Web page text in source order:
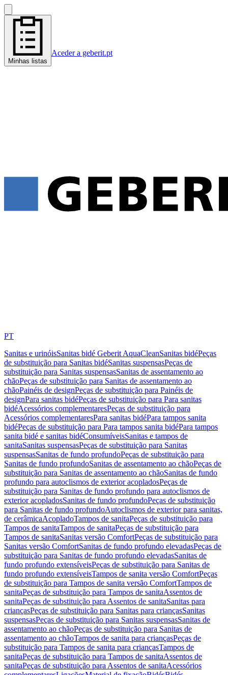
Minhas listas
Aceder a geberit.pt
PT
Sanitas e urinóisSanitas bidé Geberit AquaCleanSanitas bidéPeças
de substituição para Sanitas bidéSanitas suspensasPeças de
substituição para Sanitas suspensasSanitas de assentamento ao
chãoPeças de substituição para Sanitas de assentamento ao
chãoPainéis de designPeças de substituição para Painéis de
designPara sanitas bidéPeças de substituição para Para sanitas
bidéAcessórios complementaresPeças de substituição para
Acessórios complementaresPara sanitas bidéPara tampos sanita
bidéPeças de substituição para Para tampos sanita bidéPara tampos
sanita bidé e sanitas bidéConsumíveisSanitas e tampos de
sanitaSanitas suspensasPeças de substituição para Sanitas
suspensasSanitas de fundo profundoPeças de substituição para
Sanitas de fundo profundoSanitas de assentamento ao chãoPeças de
substituição para Sanitas de assentamento ao chãoSanitas de fundo
profundo para autoclismos de exterior acopladosPeças de
substituição para Sanitas de fundo profundo para autoclismos de
exterior acopladosSanitas de fundo profundoPeças de substituição
para Sanitas de fundo profundoAutoclismos de exterior para sanitas,
de cerâmicaAcopladoTampos de sanitaPeças de substituição para
Tampos de sanitaTampos de sanitaPeças de substituição para
Tampos de sanitaSanitas versão ComfortPeças de substituição para
Sanitas versão ComfortSanitas de fundo profundo elevadasPeças de
substituição para Sanitas de fundo profundo elevadasSanitas de
fundo profundo extensíveisPeças de substituição para Sanitas de
fundo profundo extensíveisTampos de sanita versão ComfortPeças
de substituição para Tampos de sanita versão ComfortTampos de
sanitaPeças de substituição para Tampos de sanitaAssentos de
sanitaPeças de substituição para Assentos de sanitaSanitas para
criançasPeças de substituição para Sanitas para criançasSanitas
suspensasPeças de substituição para Sanitas suspensasSanitas de
assentamento ao chãoPeças de substituição para Sanitas de
assentamento ao chãoTampos de sanita para criançasPeças de
substituição para Tampos de sanita para criançasTampos de
sanitaPeças de substituição para Tampos de sanitaAssentos de
sanitaPeças de substituição para Assentos de sanitaAcessórios